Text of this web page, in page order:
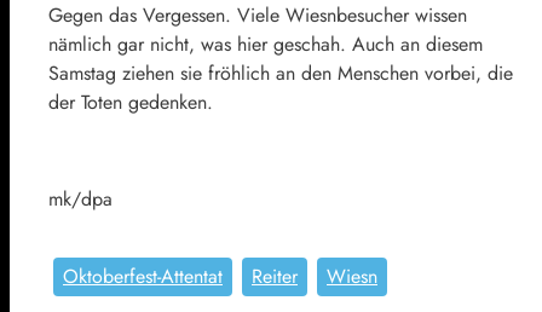
Gegen das Vergessen. Viele Wiesnbesucher wissen
nämlich gar nicht, was hier geschah. Auch an diesem
Samstag ziehen sie fröhlich an den Menschen vorbei, die
der Toten gedenken.
mk/dpa
Oktoberfest-Attentat Reiter Wiesn